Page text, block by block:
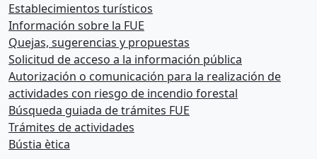
Establecimientos turísticos
Información sobre la FUE
Quejas, sugerencias y propuestas
Solicitud de acceso a la información pública
Autorización o comunicación para la realización de
actividades con riesgo de incendio forestal
Búsqueda guiada de trámites FUE
Trámites de actividades
Bústia ètica